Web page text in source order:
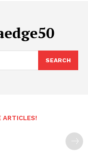
SEARCH
ARTICLES!